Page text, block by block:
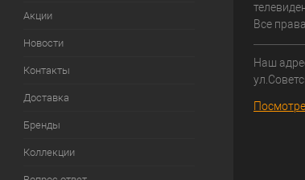
Акции
Новости
Контакты
Доставка
Бренды
Коллекции
Все
Наш